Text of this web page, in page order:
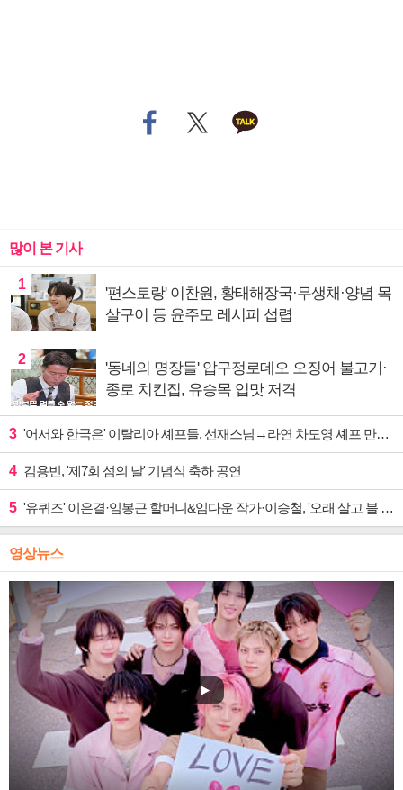
많이 본 기사
1
'편스토랑' 이찬원, 황태해장국·무생채·양념 목
살구이 등 윤주모 레시피 섭렵
2
'동네의 명장들' 압구정로데오 오징어 불고기·
종로 치킨집, 유승목 입맛 저격
3 '어서와 한국은' 이탈리아 셰프들, 선재스님→라연 차도영 셰프 만난다
4 김용빈, '제7회 섬의 날' 기념식 축하 공연
5 '유퀴즈' 이은결·임봉근 할머니&임다운 작가·이승철, '오래 살고 볼 일' 특집 출격
영상뉴스